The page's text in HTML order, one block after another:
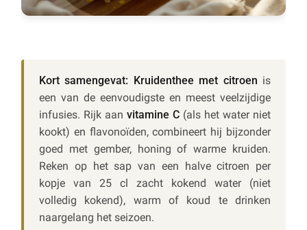
Kort samengevat: Kruidenthee met citroen is
een van de eenvoudigste en meest veelzijdige
infusies. Rijk aan vitamine C (als het water niet
kookt) en flavonoïden, combineert hij bijzonder
goed met gember, honing of warme kruiden.
Reken op het sap van een halve citroen per
kopje van 25 cl zacht kokend water (niet
volledig kokend), warm of koud te drinken
naargelang het seizoen.